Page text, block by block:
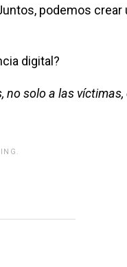
podemos crear
digital?
no solo a las víctimas,